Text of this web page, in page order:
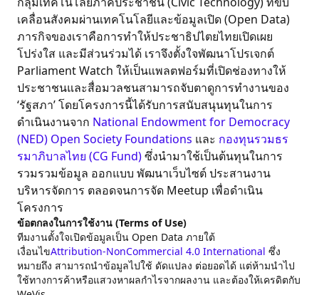
เคลื่อนสังคมผ่านเทคโนโลยีและข้อมูลเปิด (Open Data)
ภารกิจของเราคือการทำให้ประชาธิปไตยไทยเปิดเผย
โปร่งใส และมีส่วนร่วมได้ เราจึงตั้งใจพัฒนาโปรเจกต์
Parliament Watch ให้เป็นแพลตฟอร์มที่เปิดช่องทางให้
ประชาชนและสื่อมวลชนสามารถจับตาดูการทำงานของ
‘รัฐสภา’ โดยโครงการนี้ได้รับการสนับสนุนทุนในการ
ดำเนินงานจาก National Endowment for Democracy
(NED) Open Society Foundations และ กองทุนรวมธร
รมาภิบาลไทย (CG Fund)ซึ่งนำมาใช้เป็นต้นทุนในการ
รวมรวมข้อมูล ออกแบบ พัฒนาเว็บไซต์ ประสานงาน
บริหารจัดการ ตลอดจนการจัด Meetup เพื่อดำเนิน
โครงการ
ข้อตกลงในการใช้งาน (Terms of Use)
ทีมงานตั้งใจเปิดข้อมูลเป็น Open Data ภายใต้
เงื่อนไขAttribution-NonCommercial 4.0 International ซึ่ง
หมายถึง สามารถนำข้อมูลไปใช้ ดัดแปลง ต่อยอดได้ แต่ห้ามนำไป
ใช้ทางการค้าหรือแสวงหาผลกำไรจากผลงาน และต้องให้เครดิตกับ